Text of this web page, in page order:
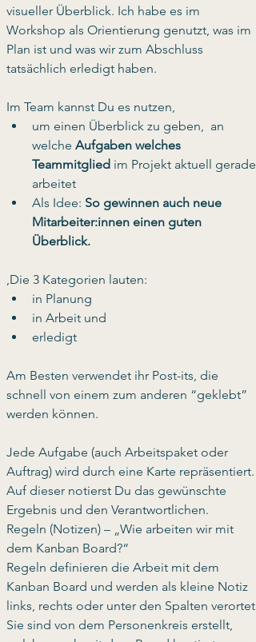
visueller Überblick. Ich habe es im
Workshop als Orientierung genutzt, was im
Plan ist und was wir zum Abschluss
tatsächlich erledigt haben.
Im Team kannst Du es nutzen,
um einen Überblick zu geben,  an
welche Aufgaben welches
Teammitglied im Projekt aktuell gerade
arbeitet
Als Idee: So gewinnen auch neue
Mitarbeiter:innen einen guten
Überblick.
,Die 3 Kategorien lauten:
in Planung
in Arbeit und
erledigt
Am Besten verwendet ihr Post-its, die
schnell von einem zum anderen “geklebt”
werden können.
Jede Aufgabe (auch Arbeitspaket oder
Auftrag) wird durch eine Karte repräsentiert.
Auf dieser notierst Du das gewünschte
Ergebnis und den Verantwortlichen.
Regeln (Notizen) – „Wie arbeiten wir mit
dem Kanban Board?“
Regeln definieren die Arbeit mit dem
Kanban Board und werden als kleine Notiz
links, rechts oder unter den Spalten verortet.
Sie sind von dem Personenkreis erstellt,